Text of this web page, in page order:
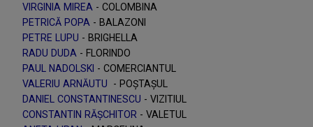
VIRGINIA MIREA - COLOMBINA
PETRICĂ POPA - BALAZONI
PETRE LUPU - BRIGHELLA
RADU DUDA - FLORINDO
PAUL NADOLSKI - COMERCIANTUL
VALERIU ARNĂUTU - POȘTAȘUL
DANIEL CONSTANTINESCU - VIZITIUL
CONSTANTIN RĂȘCHITOR - VALETUL